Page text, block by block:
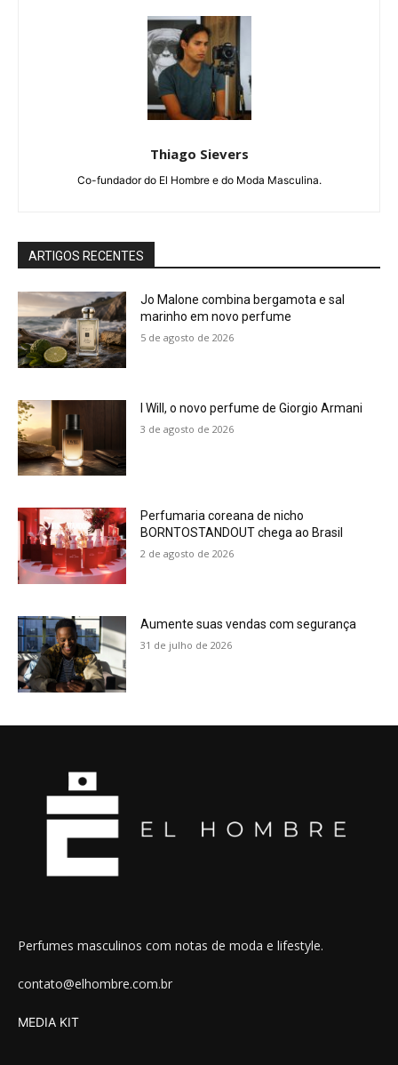
Thiago Sievers
Co-fundador do El Hombre e do Moda Masculina.
ARTIGOS RECENTES
Jo Malone combina bergamota e sal
marinho em novo perfume
5 de agosto de 2026
I Will, o novo perfume de Giorgio Armani
3 de agosto de 2026
Perfumaria coreana de nicho
BORNTOSTANDOUT chega ao Brasil
2 de agosto de 2026
Aumente suas vendas com segurança
31 de julho de 2026
Perfumes masculinos com notas de moda e lifestyle.
contato@elhombre.com.br
MEDIA KIT